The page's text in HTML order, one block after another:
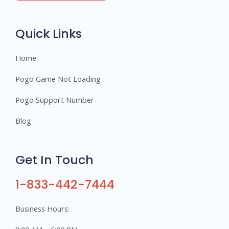
Quick Links
Home
Pogo Game Not Loading
Pogo Support Number
Blog
Get In Touch
1-833-442-7444
Business Hours: